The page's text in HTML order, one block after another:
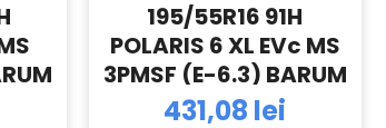
195/55R16 91H
POLARIS 6 XL EVc MS
3PMSF (E-6.3) BARUM
431,08 lei